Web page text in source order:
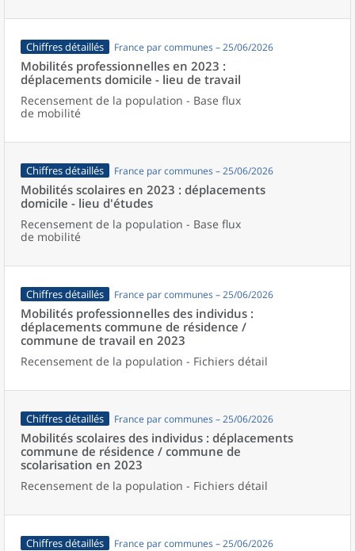
Chiffres détaillés France par communes – 25/06/2026
Mobilités professionnelles en 2023 :
déplacements domicile - lieu de travail
Recensement de la population - Base flux
de mobilité
Chiffres détaillés France par communes – 25/06/2026
Mobilités scolaires en 2023 : déplacements
domicile - lieu d'études
Recensement de la population - Base flux
de mobilité
Chiffres détaillés France par communes – 25/06/2026
Mobilités professionnelles des individus :
déplacements commune de résidence /
commune de travail en 2023
Recensement de la population - Fichiers détail
Chiffres détaillés France par communes – 25/06/2026
Mobilités scolaires des individus : déplacements
commune de résidence / commune de
scolarisation en 2023
Recensement de la population - Fichiers détail
Chiffres détaillés France par communes – 25/06/2026